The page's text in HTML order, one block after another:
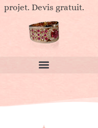
projet. Devis gratuit.